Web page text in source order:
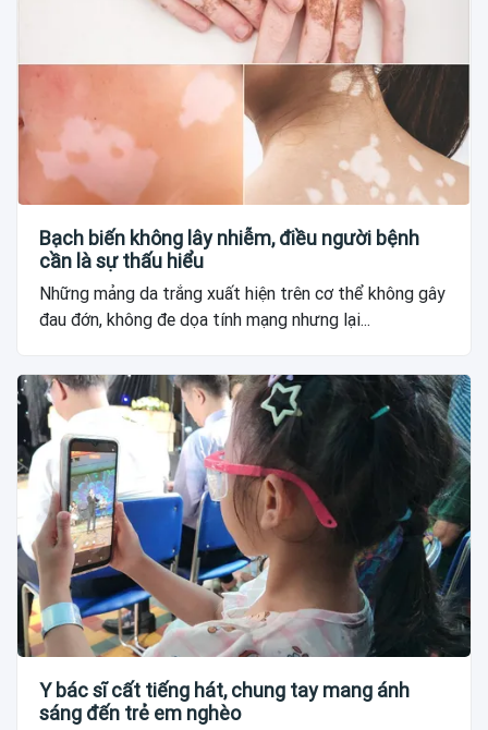
Bạch biến không lây nhiễm, điều người bệnh
cần là sự thấu hiểu
Những mảng da trắng xuất hiện trên cơ thể không gây
đau đớn, không đe dọa tính mạng nhưng lại...
Y bác sĩ cất tiếng hát, chung tay mang ánh
sáng đến trẻ em nghèo